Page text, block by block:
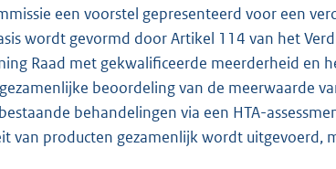
een voorstel gepresenteerd voor een
wordt gevormd door Artikel 114 van het
Raad met gekwalificeerde meerderheid en
beoordeling van de meerwaarde
behandelingen via een HTA-
van producten gezamenlijk wordt uitgevoerd,